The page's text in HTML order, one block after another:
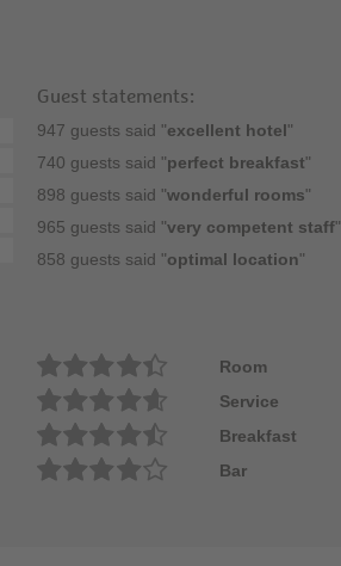
Guest statements:
947 guests said "excellent hotel"
740 guests said "perfect breakfast"
898 guests said "wonderful rooms"
965 guests said "very competent staff"
858 guests said "optimal location"
Room
Service
Breakfast
Bar